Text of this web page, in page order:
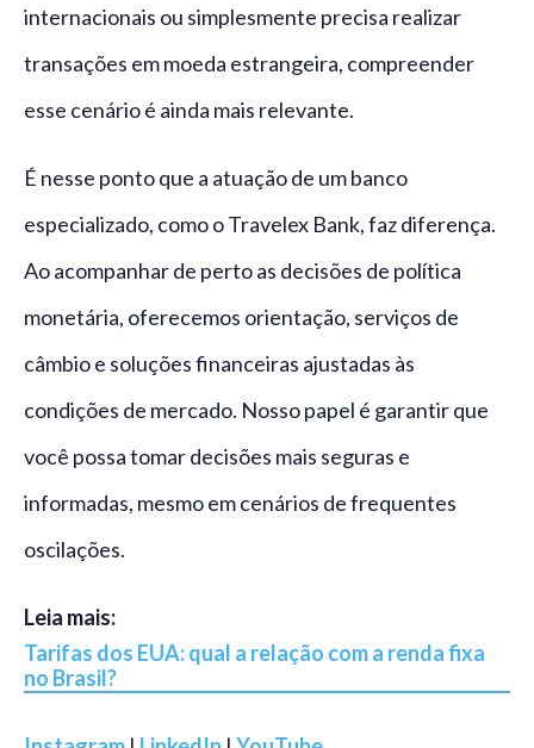
internacionais ou simplesmente precisa realizar
transações em moeda estrangeira, compreender
esse cenário é ainda mais relevante.
É nesse ponto que a atuação de um banco
especializado, como o Travelex Bank, faz diferença.
Ao acompanhar de perto as decisões de política
monetária, oferecemos orientação, serviços de
câmbio e soluções financeiras ajustadas às
condições de mercado. Nosso papel é garantir que
você possa tomar decisões mais seguras e
informadas, mesmo em cenários de frequentes
oscilações.
Leia mais:
Tarifas dos EUA: qual a relação com a renda fixa
no Brasil?